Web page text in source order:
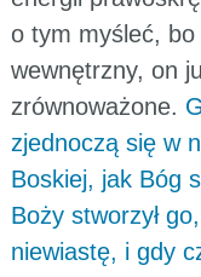
o tym myśleć,
wewnętrzny, on
zrównoważone.
zjednoczą się w
Boskiej, jak Bóg
Boży stworzył
niewiastę, i gdy